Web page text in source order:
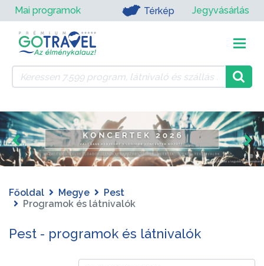
Mai programok Térkép Jegyvásárlás
Főoldal Megye
Pest
Programok és látnivalók
Pest - programok és látnivalók